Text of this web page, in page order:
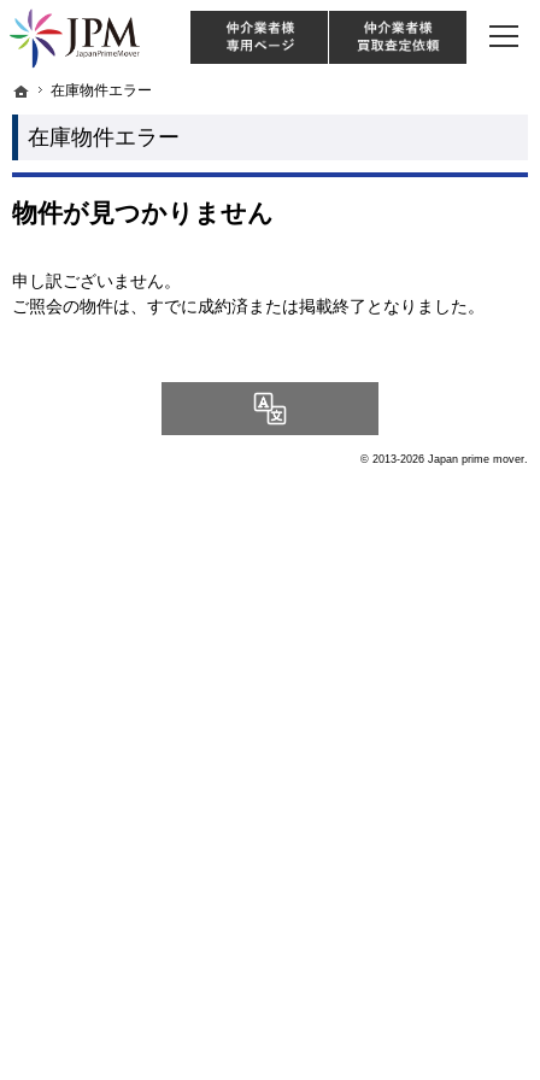
ホーム
在庫物件エラー
在庫物件エラー
東京・神奈川・埼玉・千葉のリノベーション住宅や中古マンションを手がける会
【物件買取強化中！】リノベーション住宅・不動産・中古マンションならJPM
物件が見つかりません
申し訳ございません。
ご照会の物件は、すでに成約済または掲載終了となりました。
ホーム
在庫物件エラー
© 2013-2026 Japan prime mover.